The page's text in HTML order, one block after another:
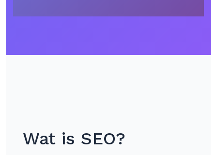
Wat is SEO?